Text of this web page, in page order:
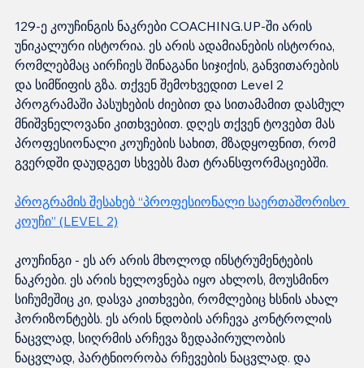
129-ე კოუჩინგის ნაკრები COACHING.UP-ში არის
უნიკალური ისტორია. ეს არის ადამიანების ისტორია,
რომლებმაც აირჩიეს შინაგანი სიჯიქის, განვითარების
და სიმწიფის გზა. თქვენ შემოხვედით Level 2
პროგრამაში პასუხების ძიებით და სითამამით დასმულ
მნიშვნელოვანი კითხვებით. დღეს თქვენ ტოვებთ მას
პროფესიონალი კოუჩების სახით, მზადყოფნით, რომ
გვერდში დაუდგეთ სხვებს მათ ტრანსფორმაციებში.
პროგრამის შესახებ “პროფესიონალი საერთაშორისო
კოუჩი” (LEVEL 2)
კოუჩინგი - ეს არ არის მხოლოდ ინსტრუმენტების
ნაკრები. ეს არის ხელოვნება იყო ახლოს, მოუსმინო
სიჩუმეშიც კი, დასვა კითხვები, რომლებიც ხსნის ახალ
ჰორიზონტებს. ეს არის ნდობის არჩევა კონტროლის
ნაცვლად, სიღრმის არჩევა ზედაპირულობის
ნაცვლად, პარტნიორობა რჩევების ნაცვლად. და